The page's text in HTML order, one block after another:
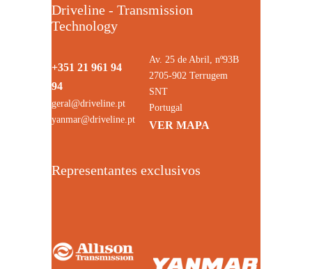
Driveline - Transmission
Technology
+351 21 961 94
94
geral@driveline.pt
yanmar@driveline.pt
Av. 25 de Abril, nº93B
2705-902 Terrugem
SNT
Portugal
VER MAPA
Representantes exclusivos